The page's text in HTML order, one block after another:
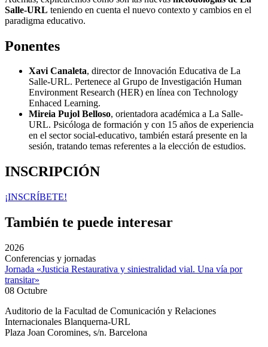
Salle-URL teniendo en cuenta el nuevo contexto y cambios en el
paradigma educativo.
Ponentes
Xavi Canaleta, director de Innovación Educativa de La
Salle-URL. Pertenece al Grupo de Investigación Human
Environment Research (HER) en línea con Technology
Enhaced Learning.
Mireia Pujol Belloso, orientadora académica a La Salle-
URL. Psicóloga de formación y con 15 años de experiencia
en el sector social-educativo, también estará presente en la
sesión, tratando temas referentes a la elección de estudios.
INSCRIPCIÓN
¡INSCRÍBETE!
También te puede interesar
2026
Conferencias y jornadas
Jornada «Justicia Restaurativa y siniestralidad vial. Una vía por
transitar»
08 Octubre
Auditorio de la Facultad de Comunicación y Relaciones
Internacionales Blanquerna-URL
Plaza Joan Coromines, s/n. Barcelona